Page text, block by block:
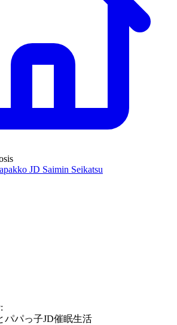
JD Saimin Seikatsu
パパっ子JD催眠生活